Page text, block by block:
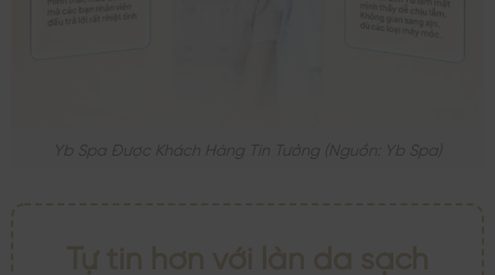
Yb Spa Được Khách Hàng Tin Tưởng (nguồn: Yb Spa)